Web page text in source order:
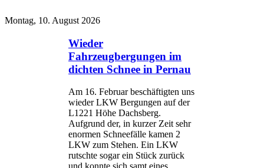
Montag, 10. August 2026
Wieder
Fahrzeugbergungen im
dichten Schnee in Pernau
Am 16. Februar beschäftigten uns
wieder LKW Bergungen auf der
L1221 Höhe Dachsberg.
Aufgrund der, in kurzer Zeit sehr
enormen Schneefälle kamen 2
LKW zum Stehen. Ein LKW
rutschte sogar ein Stück zurück